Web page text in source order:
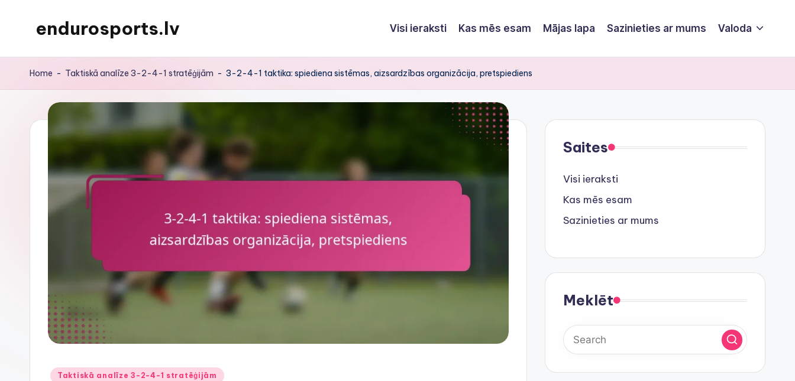
endurosports.lv Visi ieraksti Kas mēs esam Mājas lapa Sazinieties ar mums Valoda
Home - Taktiskā analīze 3-2-4-1 stratēģijām - 3-2-4-1 taktika: spiediena sistēmas, aizsardzības organizācija, pretspiediens
Posted
Taktiskā analīze 3-2-4-1 stratēģijām
Saites
Visi ieraksti
Kas mēs esam
Sazinieties ar mums
Meklēt